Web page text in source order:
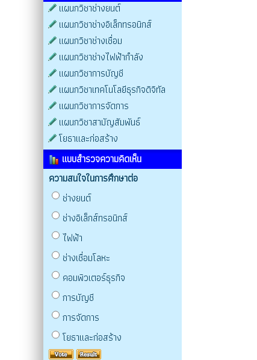
แผนกวิชาช่างยนต์
แผนกวิชาช่างอิเล็กทรอนิกส์
แผนกวิชาช่างเชื่อม
แผนกวิชาช่างไฟฟ้ากำลัง
แผนกวิชาการบัญชี
แผนกวิชาเทคโนโลยีธุรกิจดิจิทัล
แผนกวิชาการจัดการ
แผนกวิชาสามัญสัมพันธ์
โยธาและก่อสร้าง
แบบสำรวจความคิดเห็น
ความสนใจในการศึกษาต่อ
ช่างยนต์
ช่างอิเล็กส์ทรอนิกส์
ไฟฟ้า
ช่างเชื่อมโลหะ
คอมพิวเตอร์ธุรกิจ
การบัญชี
การจัดการ
โยธาและก่อสร้าง